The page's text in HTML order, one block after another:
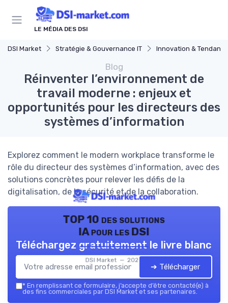
LE MÉDIA DES DSI
DSI Market Stratégie & Gouvernance IT Innovation &
Blog
Réinventer l’environnement de
travail moderne : enjeux et
opportunités pour les directeurs des
systèmes d’information
Explorez comment le modern workplace transforme le
rôle du directeur des systèmes d’information, avec des
solutions concrètes pour relever les défis de la
digitalisation, de la sécurité et de la collaboration.
TOP 10 des solutions
IA pour les DSI
DSI Market — 2026
Téléchargez gratuitement le livre blanc
➔ Télécharger
* En remplissant ce formulaire, j’accepte d’être contacté(e) à
des fins commerciales par DSI Market et ses partenaires.
Panneau de gestion des cookies